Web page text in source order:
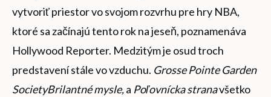
vytvoriť priestor vo svojom rozvrhu pre hry NBA,
ktoré sa začínajú tento rok na jeseň, poznamenáva
Hollywood Reporter. Medzitým je osud troch
predstavení stále vo vzduchu. Grosse Pointe Garden
SocietyBrilantné mysle,a Poľovnícka stranavšetko